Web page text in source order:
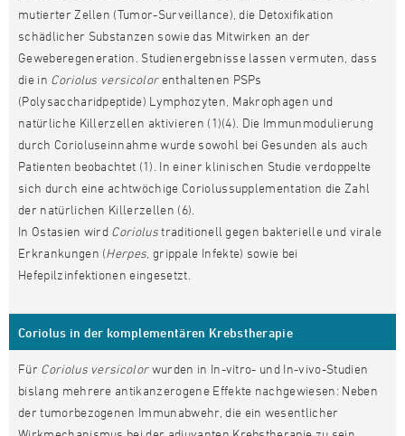
mutierter Zellen (Tumor-Surveillance), die Detoxifikation
schädlicher Substanzen sowie das Mitwirken an der
Geweberegeneration. Studienergebnisse lassen vermuten, dass
die in Coriolus versicolorenthaltenen PSPs
(Polysaccharidpeptide) Lymphozyten, Makrophagen und
natürliche Killerzellen aktivieren (1)(4). Die Immunmodulierung
durch Corioluseinnahme wurde sowohl bei Gesunden als auch
Patienten beobachtet (1). In einer klinischen Studie verdoppelte
sich durch eine achtwöchige Coriolussupplementation die Zahl
der natürlichen Killerzellen (6).
In Ostasien wird Coriolustraditionell gegen bakterielle und virale
Erkrankungen (Herpes , grippale Infekte) sowie bei
Hefepilzinfektionen eingesetzt.
Coriolus in der komplementären Krebstherapie
Für Coriolus versicolorwurden in In-vitro- und In-vivo-Studien
bislang mehrere antikanzerogene Effekte nachgewiesen: Neben
der tumorbezogenen Immunabwehr, die ein wesentlicher